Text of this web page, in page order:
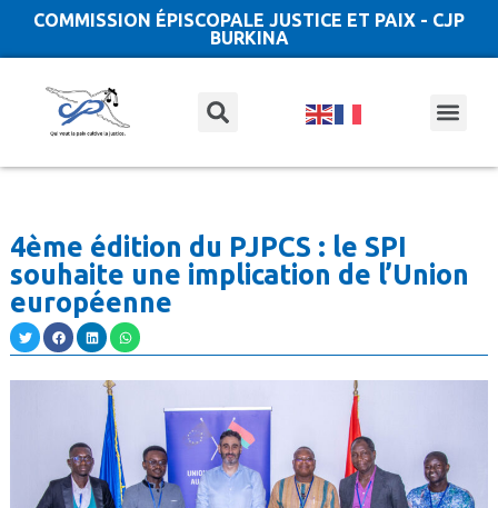
COMMISSION ÉPISCOPALE JUSTICE ET PAIX - CJP
BURKINA
4ème édition du PJPCS : le SPI
souhaite une implication de l’Union
européenne